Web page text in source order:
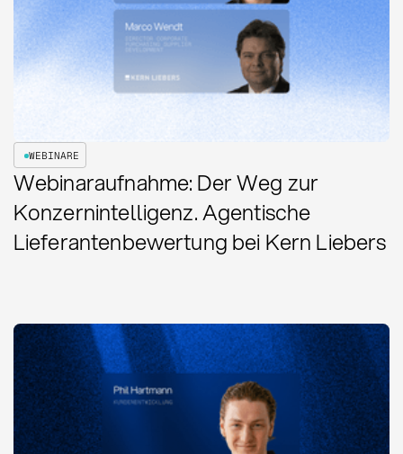
WEBINARE
Webinaraufnahme: Der Weg zur
Konzernintelligenz. Agentische
Lieferantenbewertung bei Kern Liebers